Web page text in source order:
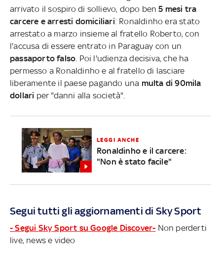
arrivato il sospiro di sollievo, dopo ben5 mesi tra
carcere e arresti domiciliari: Ronaldinho era stato
arrestato a marzo insieme al fratello Roberto, con
l'accusa di essere entrato in Paraguay con un
passaporto falso . Poi l'udienza decisiva, che ha
permesso a Ronaldinho e al fratello di lasciare
liberamente il paese pagando una multa di 90mila
dollari per "danni alla società".
LEGGI ANCHE
Ronaldinho e il carcere:
"Non è stato facile"
Segui tutti gli aggiornamenti di Sky Sport
- Segui Sky Sport su Google Discover- Non perderti
live, news e video